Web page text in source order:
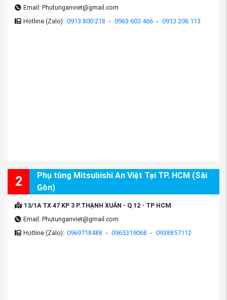
Email: Phutunganviet@gmail.com
Hotline (Zalo): 0913 800 218 - 0963 603 466 - 0913 206 113
2
Phụ tùng Mitsubishi An Việt Tại TP. HCM (Sài
Gòn)
13/1A TX 47 KP 3 P.THẠNH XUÂN - Q 12 - TP HCM
Email: Phutunganviet@gmail.com
Hotline (Zalo): 0969718488 - 0965319068 - 0938857112